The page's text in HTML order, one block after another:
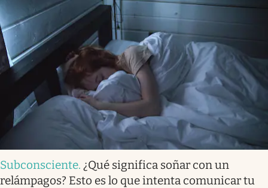
Subconsciente. ¿Qué significa soñar con un
relámpagos? Esto es lo que intenta comunicar tu